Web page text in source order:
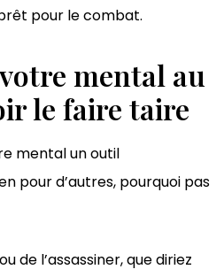
pour le combat.
mental au
le faire taire
mental un outil
pour d’autres, pourquoi pas
de l’assassiner, que diriez